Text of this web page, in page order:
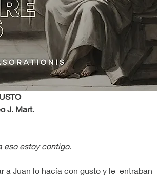
J. Mart.
eso estoy contigo.
a Juan lo hacía con gusto y le  entraban